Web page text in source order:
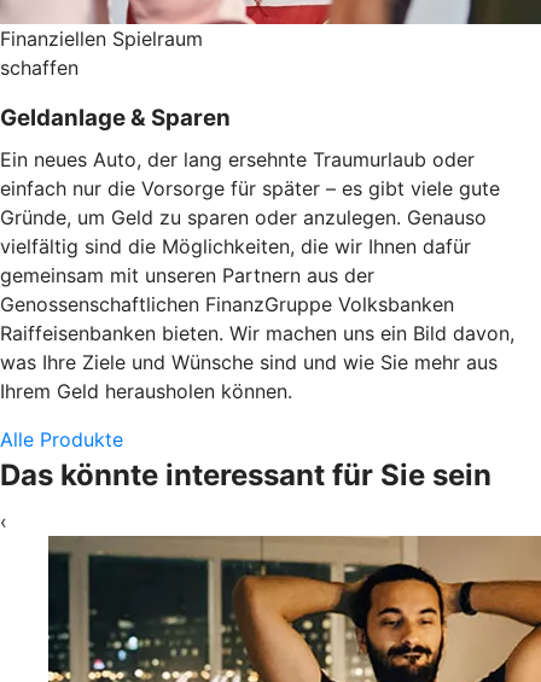
Finanziellen Spielraum
schaffen
Geldanlage & Sparen
Ein neues Auto, der lang ersehnte Traumurlaub oder
einfach nur die Vorsorge für später – es gibt viele gute
Gründe, um Geld zu sparen oder anzulegen. Genauso
vielfältig sind die Möglichkeiten, die wir Ihnen dafür
gemeinsam mit unseren Partnern aus der
Genossenschaftlichen FinanzGruppe Volksbanken
Raiffeisenbanken bieten. Wir machen uns ein Bild davon,
was Ihre Ziele und Wünsche sind und wie Sie mehr aus
Ihrem Geld herausholen können.
Alle Produkte
Das könnte interessant für Sie sein
‹